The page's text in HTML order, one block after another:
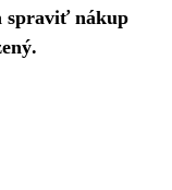
spraviť nákup